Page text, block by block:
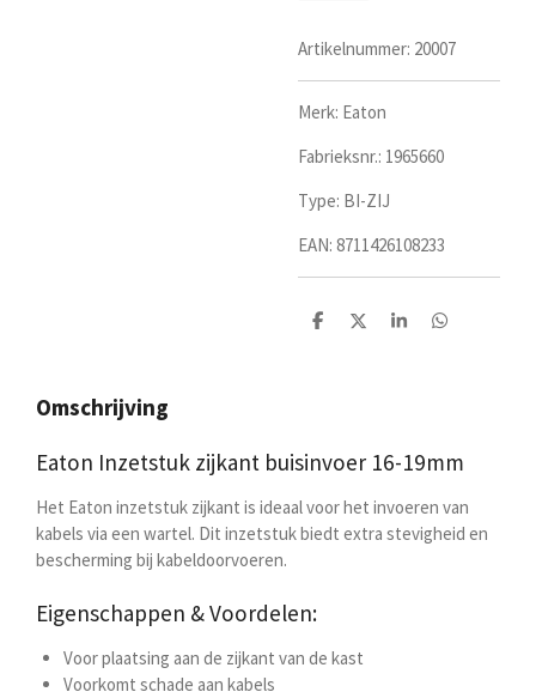
Artikelnummer: 20007
Merk: Eaton
Fabrieksnr.: 1965660
Type: BI-ZIJ
EAN: 8711426108233
D
D
S
D
Omschrijving
Eaton Inzetstuk zijkant buisinvoer 16-19mm
Het Eaton inzetstuk zijkant is ideaal voor het invoeren van
kabels via een wartel. Dit inzetstuk biedt extra stevigheid en
bescherming bij kabeldoorvoeren.
Eigenschappen & Voordelen:
Voor plaatsing aan de zijkant van de kast
Voorkomt schade aan kabels